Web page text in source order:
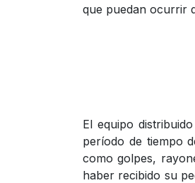
que puedan ocurrir
El equipo
período de tiempo
como golpes,
haber recibido su